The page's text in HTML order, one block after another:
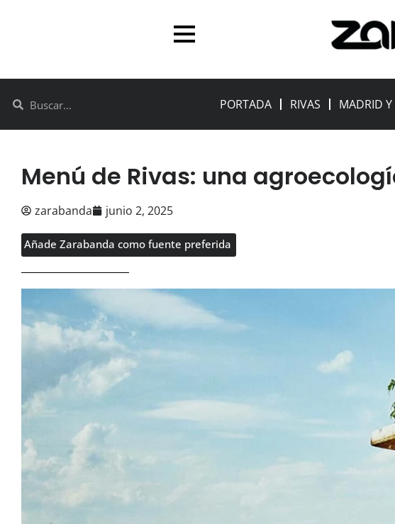
PORTADA RIVAS MADRID Y
Menú de Rivas: una
zarabanda junio 2, 2025
Añade Zarabanda como fuente preferida